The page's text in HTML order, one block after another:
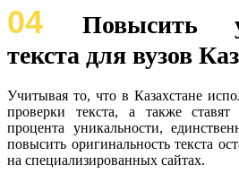
04
Повысить
текста для вузов
Учитывая то, что в Казахстане
проверки текcта, а также
процента уникальности,
повысить оригинальность текста
на специализированных сайтах.